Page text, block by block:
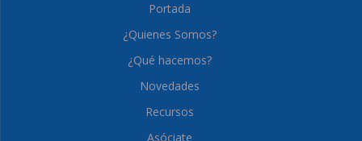
Portada
¿Quienes Somos?
¿Qué hacemos?
Novedades
Recursos
Asóciate